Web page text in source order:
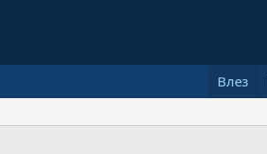
Влез